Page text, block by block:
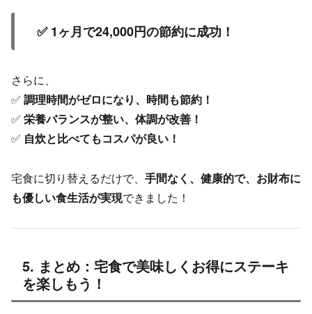
✅ 1ヶ月で24,000円の節約に成功！
さらに、
✅ 調理時間がゼロになり、時間も節約！
✅ 栄養バランスが整い、体調が改善！
✅ 自炊と比べてもコスパが良い！
宅食に切り替えるだけで、 手間なく、健康的で、お財布に
も優しい食生活が実現できました！
5. まとめ：宅食で美味しくお得にステーキ
を楽しもう！